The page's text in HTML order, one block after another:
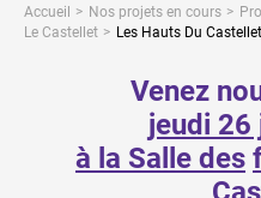
Accueil Nos projets en cours
Le Castellet
Les Hauts Du Castellet
Venez
jeudi 26
à la Salle des